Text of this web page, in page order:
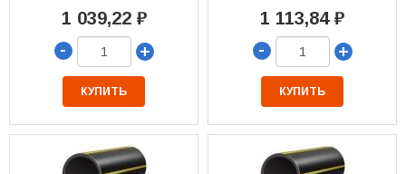
1 039,22 ₽
-
+
КУПИТЬ
1 113,84 ₽
-
+
КУПИТЬ